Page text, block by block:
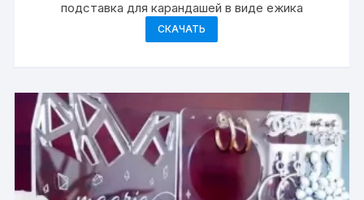
подставка для карандашей в виде ежика
СКАЧАТЬ